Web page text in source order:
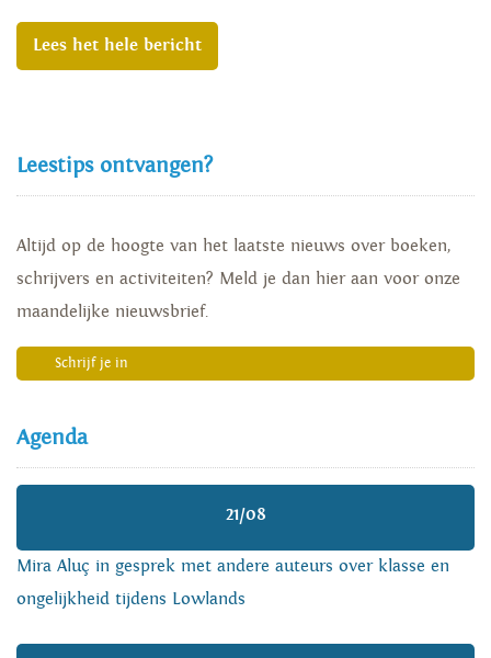
Lees het hele bericht
Leestips ontvangen?
Altijd op de hoogte van het laatste nieuws over boeken,
schrijvers en activiteiten? Meld je dan hier aan voor onze
maandelijke nieuwsbrief.
Schrijf je in
Agenda
21/08
Mira Aluç in gesprek met andere auteurs over klasse en
ongelijkheid tijdens Lowlands